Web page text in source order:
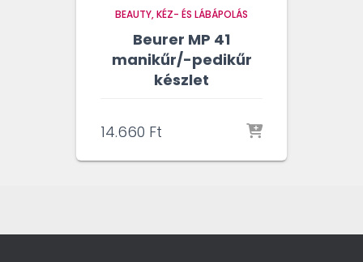
BEAUTY KÉZ- ÉS LÁBÁPOLÁS
Beurer MP 41
manikűr/-pedikűr
készlet
14.660 Ft